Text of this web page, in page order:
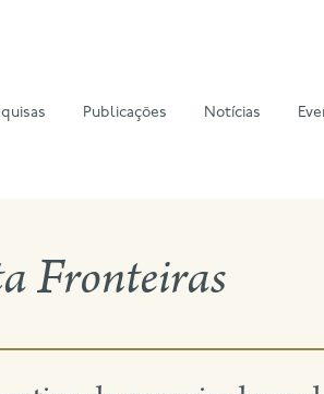
Publicações Notícias
Fronteiras